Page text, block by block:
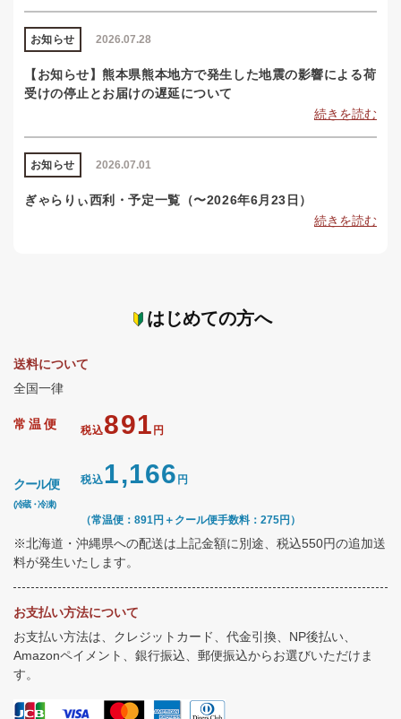
2026.07.28
お知らせ
【お知らせ】熊本県熊本地方で発生した地震の影響による荷
受けの停止とお届けの遅延について
続きを読む
2026.07.01
お知らせ
ぎゃらりぃ西利・予定一覧（〜2026年6月23日）
続きを読む
はじめての方へ
送料について
全国一律
常温便 税込891 円
クール便
(冷蔵・冷凍)
税込1,166 円
（常温便：891円＋クール便手数料：275円）
※北海道・沖縄県への配送は上記金額に別途、税込550円の追加送
料が発生いたします。
お支払い方法について
お支払い方法は、クレジットカード、代金引換、NP後払い、
Amazonペイメント、銀行振込、郵便振込からお選びいただけま
す。